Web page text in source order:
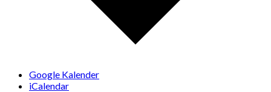
Google Kalender
iCalendar